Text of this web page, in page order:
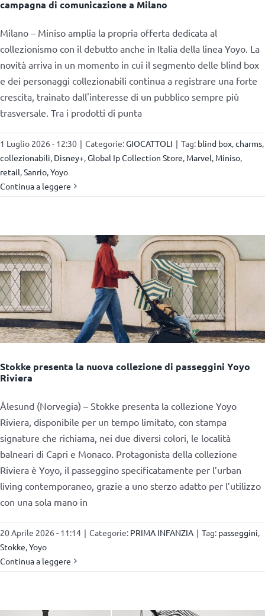
campagna di comunicazione a Milano
Milano – Miniso amplia la propria offerta dedicata al
collezionismo con il debutto anche in Italia della linea Yoyo. La
novità arriva in un momento in cui il segmento delle blind box
e dei personaggi collezionabili continua a registrare una forte
crescita, trainato dall'interesse di un pubblico sempre più
trasversale. Tra i prodotti di punta
1 Luglio 2026 - 12:30 | Categorie:GIOCATTOLI | Tag: blind box charms
collezionabili Disney+ Global Ip Collection Store Marvel Miniso
retail Sanrio Yoyo
Continua a leggere
Stokke presenta la nuova collezione di passeggini Yoyo
Riviera
Ålesund (Norvegia) – Stokke presenta la collezione Yoyo
Riviera, disponibile per un tempo limitato, con stampa
signature che richiama, nei due diversi colori, le località
balneari di Capri e Monaco. Protagonista della collezione
Riviera è Yoyo, il passeggino specificatamente per l’urban
living contemporaneo, grazie a uno sterzo adatto per l’utilizzo
con una sola mano in
20 Aprile 2026 - 11:14 | Categorie: PRIMA INFANZIA | Tag: passeggini,
Stokke,Yoyo
Continua a leggere